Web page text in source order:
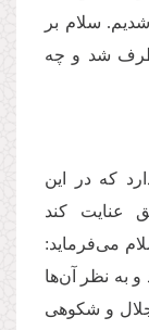
سلام بر
شد و چه
که در این
عنایت کند
می‌فرماید:
و به نظر آن‌ها
جلال و شکوهی